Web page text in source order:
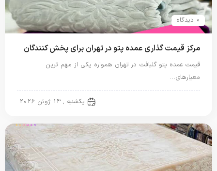
0 دیدگاه
مرکز قیمت گذاری عمده پتو در تهران برای پخش کنندگان
قیمت عمده پتو گلبافت در تهران همواره یکی از مهم ترین
معیارهای…
یکشنبه , 14 ژوئن 2026